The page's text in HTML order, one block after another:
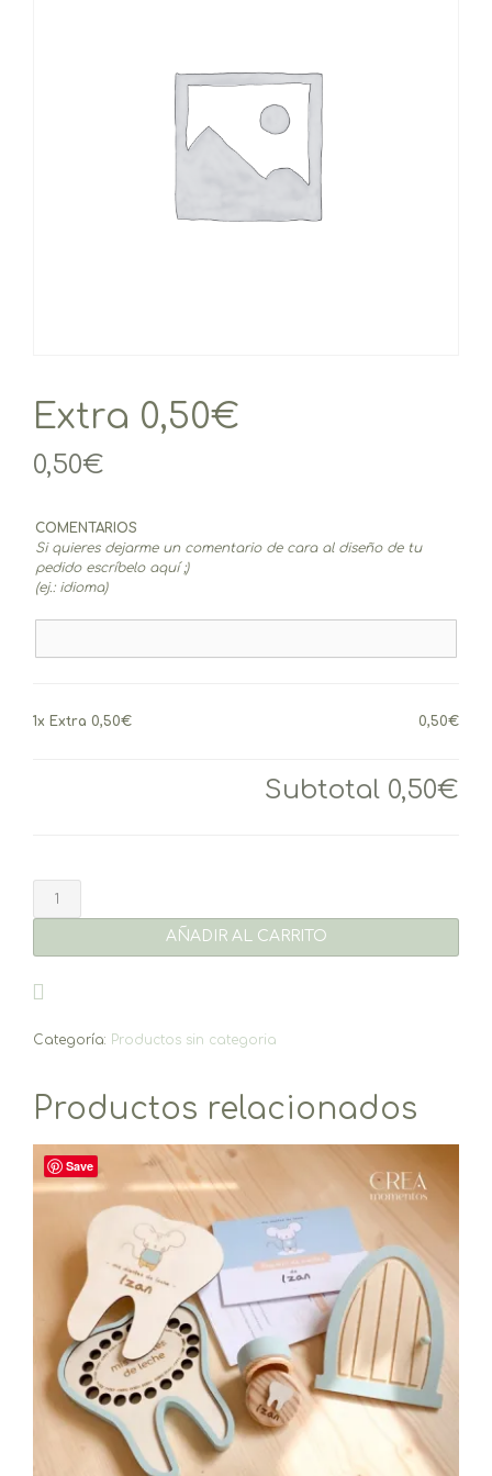
Extra 0,50€
0,50€
COMENTARIOS
Si quieres dejarme un comentario de cara al diseño de tu
pedido escríbelo aquí ;)
(ej.: idioma)
1x Extra 0,50€ 0,50€
Subtotal 0,50€
0,50€
AÑADIR AL CARRITO
Categoría: Productos sin categoria
Productos relacionados
Save